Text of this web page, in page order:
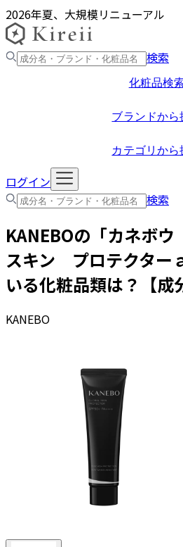
2026年夏、大規模リニューアル
検索
化粧品検
ブランドから
カテゴリから
ログイン
検索
KANEBOの「カネボ
スキン プロテクター
いる化粧品類は？【成
KANEBO